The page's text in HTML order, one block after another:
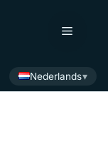
Menu
Nederlands